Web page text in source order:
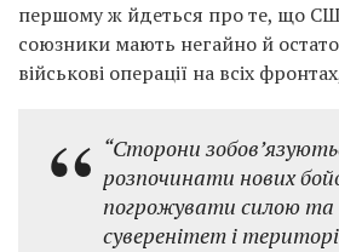
першому ж йдеться про те, що
союзники мають негайно й
військові операції на всіх
“Сторони
розпочинати нових
погрожувати силою
суверенітет і